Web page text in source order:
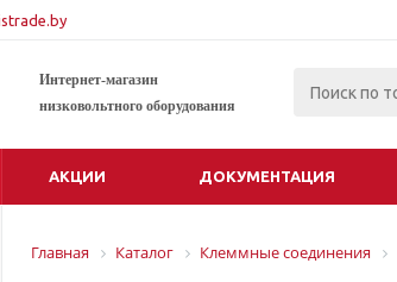
Интернет-магазин
низковольтного оборудования
АКЦИИ ДОКУМЕНТАЦИЯ
Главная Каталог Клеммные соединения